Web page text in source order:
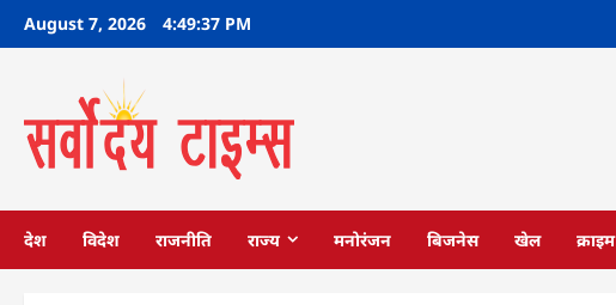
SkipAugust 7, 2026 4:49:38 PM
देश विदेश राजनीति राज्य मनोरंजन बिजनेस खेल क्राइम